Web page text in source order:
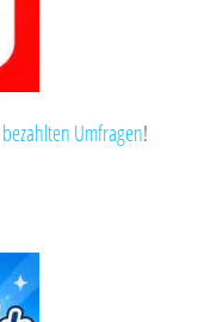
bezahlten Umfragen!